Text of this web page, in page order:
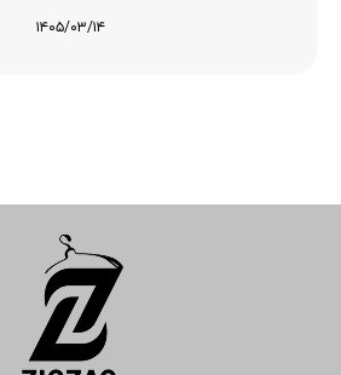
۱۴۰۵/۰۳/۱۴